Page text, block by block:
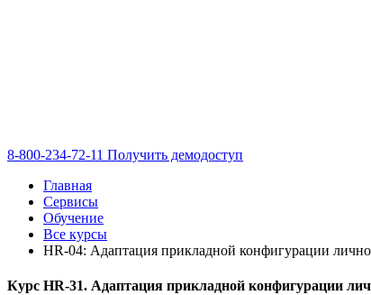
8-800-234-72-11 Получить демодоступ
Главная
Сервисы
Обучение
Все курсы
HR-04: Адаптация прикладной конфигурации
Курс HR-31. Адаптация прикладной конфигурации